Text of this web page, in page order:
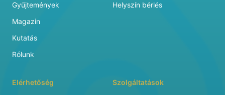
Gyűjtemények
Magazin
Kutatás
Rólunk
Helyszín bérlés
Elérhetőség Szolgáltatások